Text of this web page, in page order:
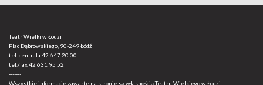
Teatr Wielki w Łodzi
Plac Dąbrowskiego, 90-249 Łódź
tel. centrala 42 647 20 00
tel./fax42 631 95 52
-------
Wszystkie informacje zawarte na stronie są własnością Teatru Wielkiego w Łodzi.